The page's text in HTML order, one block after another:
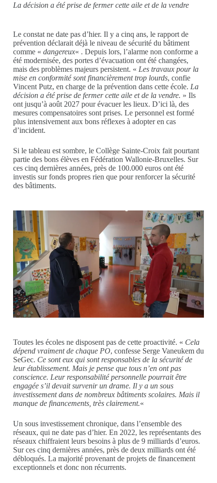
La décision a été prise de fermer cette aile et de la vendre
Le constat ne date pas d’hier. Il y a cinq ans, le rapport de
prévention déclarait déjà le niveau de sécurité du bâtiment
comme « dangereux« . Depuis lors, l’alarme non conforme a
été modernisée, des portes d’évacuation ont été changées,
mais des problèmes majeurs persistent. « Les travaux pour la
mise en conformité sont financièrement trop lourds, confie
Vincent Putz, en charge de la prévention dans cette école. La
décision a été prise de fermer cette aile et de la vendre. » Ils
ont jusqu’à août 2027 pour évacuer les lieux. D’ici là, des
mesures compensatoires sont prises. Le personnel est formé
plus intensivement aux bons réflexes à adopter en cas
d’incident.
Si le tableau est sombre, le Collège Sainte-Croix fait pourtant
partie des bons élèves en Fédération Wallonie-Bruxelles. Sur
ces cinq dernières années, près de 100.000 euros ont été
investis sur fonds propres rien que pour renforcer la sécurité
des bâtiments.
Toutes les écoles ne disposent pas de cette proactivité. « Cela
dépend vraiment de chaque PO, confesse Serge Vaneukem du
SeGec. Ce sont eux qui sont responsables de la sécurité de
leur établissement. Mais je pense que tous n’en ont pas
conscience. Leur responsabilité personnelle pourrait être
engagée s’il devait survenir un drame. Il y a un sous
investissement dans de nombreux bâtiments scolaires. Mais il
manque de financements, très clairement.«
Un sous investissement chronique, dans l’ensemble des
réseaux, qui ne date pas d’hier. En 2022, les représentants des
réseaux chiffraient leurs besoins à plus de 9 milliards d’euros.
Sur ces cinq dernières années, près de deux milliards ont été
débloqués. La majorité provenant de projets de financement
exceptionnels et donc non récurrents.